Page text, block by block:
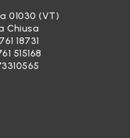
01030 (VT)
Chiusa
18731
515168